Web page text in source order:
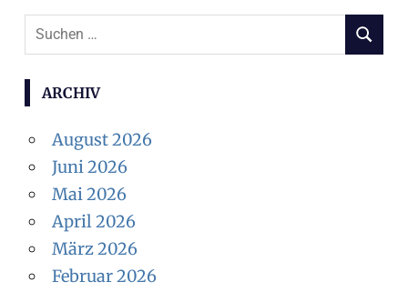
Suchen
nach:
SUCHEN
ARCHIV
August 2026
Juni 2026
Mai 2026
April 2026
März 2026
Februar 2026